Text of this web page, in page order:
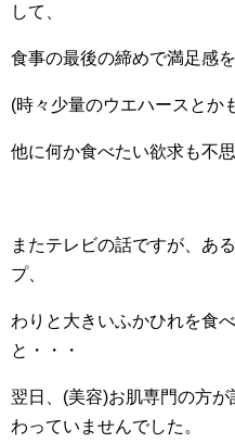
して、
食事の最後の締めで満足感
(時々少量のウエハースとか
他に何か食べたい欲求も不
またテレビの話ですが、あ
プ、
わりと大きいふかひれを食
と・・・
翌日、(美容)お肌専門の方
わっていませんでした。